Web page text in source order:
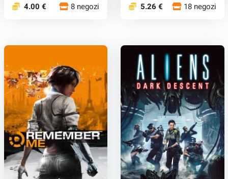
4.00 € 8 negozi 5.26 € 18 negozi